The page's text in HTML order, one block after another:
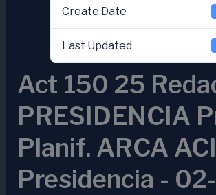
Create Date
Last Updated
Act 150 25
PRESIDENCIA
Planif. ARCA
Presidencia -